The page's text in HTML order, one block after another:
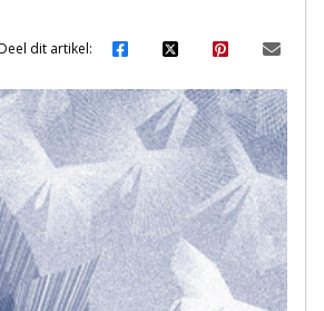
dit artikel: